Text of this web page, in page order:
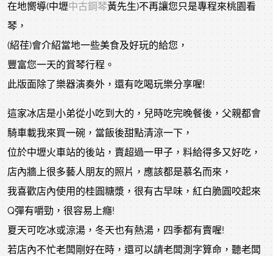
在地嚮導(中壢中古鋼琴黃先生)不再讓您只是專程來桃園看
琴，
(紹荏)會介紹當地一些美食及好玩的給您，
豐富您一天的賞琴行程。
此版面除了樂器演奏外，還有吃喝玩樂分享喔!
這家冰店是小弟從小吃到大的，兒時吃完晚餐後，父親都會
騎車載我來買一碗，當飯後甜點清涼一下，
位於中壢火車站的後站 ，賣超過一甲子，料給得多又好吃，
店內牆上很多藝人朋友的照片，應該都是慕名而來，
我喜歡店內使用的桂圓糖漿，很有古早味，紅白脆圓咬起來
Q彈有嚼勁 ， 很容易上癮!
夏天可吃冰或涼湯，冬天也有熱湯，四季都有賣喔!
若店內不忙老闆剛好在時，還可以請老闆測字算命，聽老闆